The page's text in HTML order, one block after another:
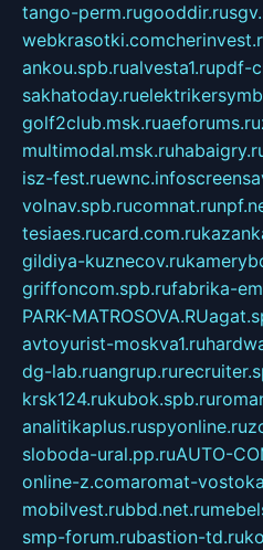
tango-perm.rugooddir.ru
webkrasotki.com
ankou.spb.rualvesta1.rupdf-
sakhatoday.ru
golf2club.msk.ruaeforums.ru
multimodal.msk.ru
isz-fest.ruewnc.info
volnav.spb.rucomnat.ru
tesiaes.rucard.com.ru
gildiya-kuznecov.ru
griffoncom.spb.rufabrika-
PARK-MATROSOVA.RU
avtoyurist-moskva1.ru
dg-lab.ruangrup.ru
krsk124.rukubok.spb.ru
analitikaplus.ruspyonline.ru
sloboda-ural.pp.ruAUTO-
online-z.comaromat-
mobilvest.rubbd.net.ru
smp-forum.rubastion-td.ru